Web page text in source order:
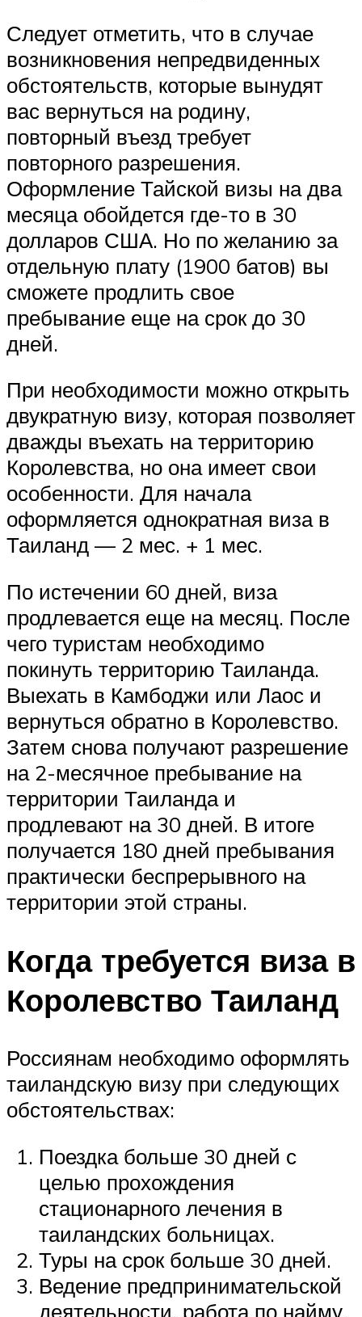
Следует отметить, что в случае
возникновения непредвиденных
обстоятельств, которые вынудят
вас вернуться на родину,
повторный въезд требует
повторного разрешения.
Оформление Тайской визы на два
месяца обойдется где-то в 30
долларов США. Но по желанию за
отдельную плату (1900 батов) вы
сможете продлить свое
пребывание еще на срок до 30
дней.
При необходимости можно открыть
двукратную визу, которая позволяет
дважды въехать на территорию
Королевства, но она имеет свои
особенности. Для начала
оформляется однократная виза в
Таиланд — 2 мес. + 1 мес.
По истечении 60 дней, виза
продлевается еще на месяц. После
чего туристам необходимо
покинуть территорию Таиланда.
Выехать в Камбоджи или Лаос и
вернуться обратно в Королевство.
Затем снова получают разрешение
на 2-месячное пребывание на
территории Таиланда и
продлевают на 30 дней. В итоге
получается 180 дней пребывания
практически беспрерывного на
территории этой страны.
Когда требуется виза в
Королевство Таиланд
Россиянам необходимо оформлять
таиландскую визу при следующих
обстоятельствах:
Поездка больше 30 дней с
целью прохождения
стационарного лечения в
таиландских больницах.
Туры на срок больше 30 дней.
Ведение предпринимательской
деятельности, работа по найму.